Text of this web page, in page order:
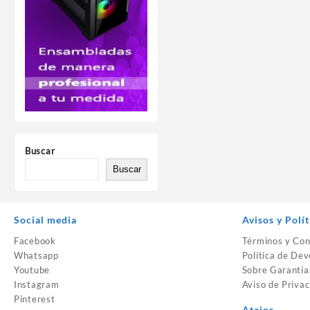
Buscar
Buscar
Social media
Facebook
Whatsapp
Youtube
Instagram
Pinterest
Avisos y
Términos y
Política de
Sobre
Aviso de